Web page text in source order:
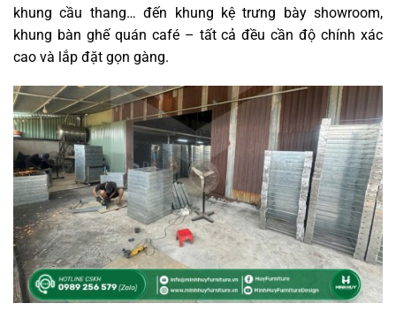
khung cầu thang… đến khung kệ trưng bày showroom,
khung bàn ghế quán café – tất cả đều cần độ chính xác
cao và lắp đặt gọn gàng.